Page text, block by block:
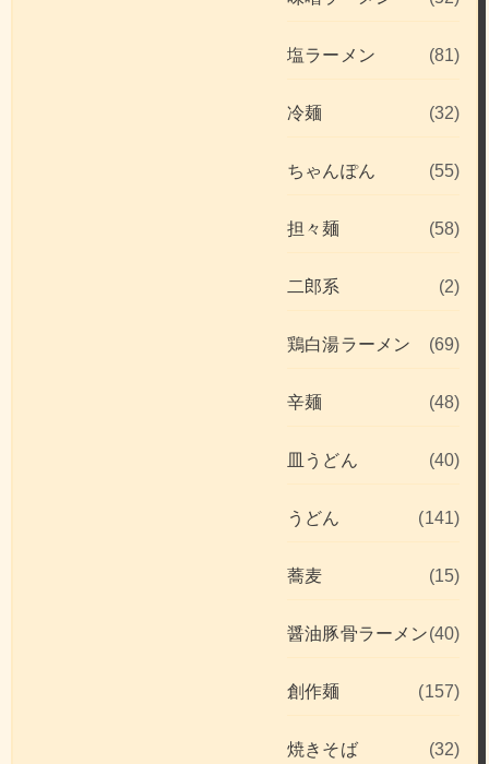
塩ラーメン (81)
冷麺 (32)
ちゃんぽん (55)
担々麺 (58)
二郎系 (2)
鶏白湯ラーメン (69)
辛麺 (48)
皿うどん (40)
うどん (141)
蕎麦 (15)
醤油豚骨ラーメン(40)
創作麺 (157)
焼きそば (32)